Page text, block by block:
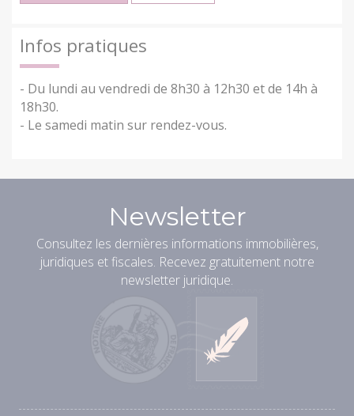
Infos pratiques
- Du lundi au vendredi de 8h30 à 12h30 et de 14h à
18h30.
- Le samedi matin sur rendez-vous.
Newsletter
Consultez les dernières informations immobilières,
juridiques et fiscales. Recevez gratuitement notre
newsletter juridique.